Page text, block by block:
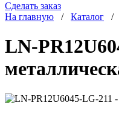
Сделать заказ
На главную / Каталог /
LN-